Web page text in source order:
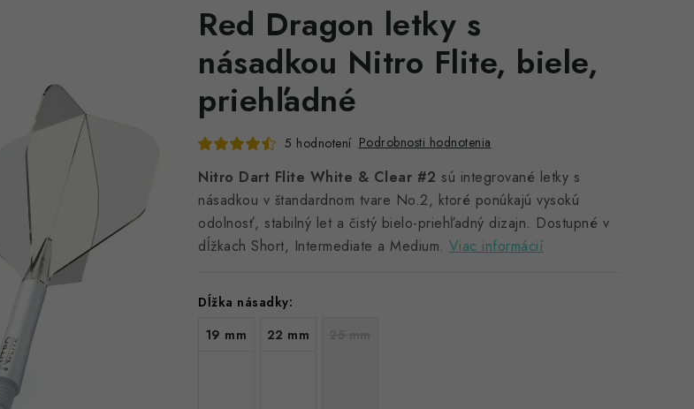
Red Dragon letky s
násadkou Nitro Flite, biele,
priehľadné
5 hodnotení Podrobnosti hodnotenia
Nitro Dart Flite White & Clear #2 sú integrované letky s
násadkou v štandardnom tvare No.2, ktoré ponúkajú vysokú
odolnosť, stabilný let a čistý bielo-priehľadný dizajn. Dostupné v
dĺžkach Short, Intermediate a Medium. Viac informácií
Dĺžka násadky:
19 mm
22 mm